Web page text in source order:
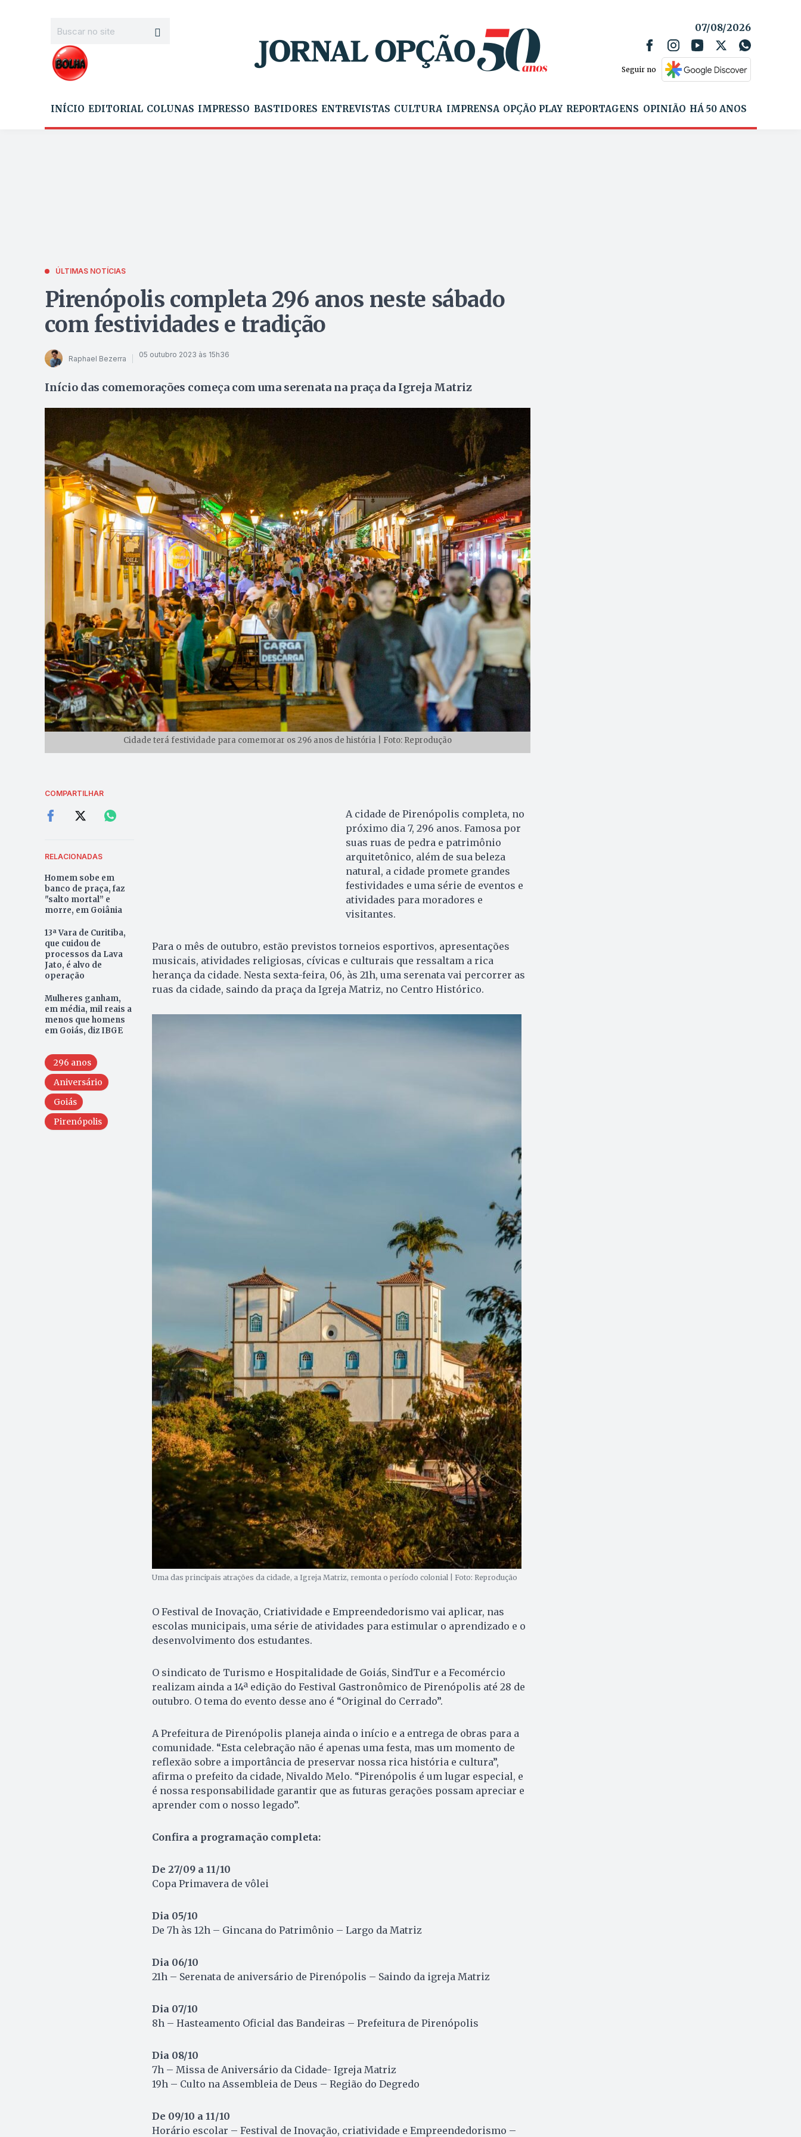
07/08/2026
Seguir no
INÍCIO EDITORIAL COLUNAS IMPRESSO BASTIDORES ENTREVISTAS CULTURA IMPRENSA OPÇÃO PLAY REPORTAGENS OPINIÃO HÁ 50 ANOS
ÚLTIMAS NOTÍCIAS
Pirenópolis completa 296 anos neste sábado
com festividades e tradição
Raphael Bezerra 05 outubro 2023 às 15h36
Início das comemorações começa com uma serenata na praça da Igreja Matriz
Cidade terá festividade para comemorar os 296 anos de história | Foto: Reprodução
COMPARTILHAR
RELACIONADAS
Homem sobe em
banco de praça, faz
"salto mortal” e
morre, em Goiânia
13ª Vara de Curitiba,
que cuidou de
processos da Lava
Jato, é alvo de
operação
Mulheres ganham,
em média, mil reais a
menos que homens
em Goiás, diz IBGE
296 anos
Aniversário
Goiás
Pirenópolis
A cidade de Pirenópolis completa, no
próximo dia 7, 296 anos. Famosa por
suas ruas de pedra e patrimônio
arquitetônico, além de sua beleza
natural, a cidade promete grandes
festividades e uma série de eventos e
atividades para moradores e
visitantes.
Para o mês de outubro, estão previstos torneios esportivos, apresentações
musicais, atividades religiosas, cívicas e culturais que ressaltam a rica
herança da cidade. Nesta sexta-feira, 06, às 21h, uma serenata vai percorrer as
ruas da cidade, saindo da praça da Igreja Matriz, no Centro Histórico.
Uma das principais atrações da cidade, a Igreja Matriz, remonta o período colonial | Foto: Reprodução
O Festival de Inovação, Criatividade e Empreendedorismo vai aplicar, nas
escolas municipais, uma série de atividades para estimular o aprendizado e o
desenvolvimento dos estudantes.
O sindicato de Turismo e Hospitalidade de Goiás, SindTur e a Fecomércio
realizam ainda a 14ª edição do Festival Gastronômico de Pirenópolis até 28 de
outubro. O tema do evento desse ano é “Original do Cerrado”.
A Prefeitura de Pirenópolis planeja ainda o início e a entrega de obras para a
comunidade. “Esta celebração não é apenas uma festa, mas um momento de
reflexão sobre a importância de preservar nossa rica história e cultura”,
afirma o prefeito da cidade, Nivaldo Melo. “Pirenópolis é um lugar especial, e
é nossa responsabilidade garantir que as futuras gerações possam apreciar e
aprender com o nosso legado”.
Confira a programação completa:
De 27/09 a 11/10
Copa Primavera de vôlei
Dia 05/10
De 7h às 12h – Gincana do Patrimônio – Largo da Matriz
Dia 06/10
21h – Serenata de aniversário de Pirenópolis – Saindo da igreja Matriz
Dia 07/10
8h – Hasteamento Oficial das Bandeiras – Prefeitura de Pirenópolis
Dia 08/10
7h – Missa de Aniversário da Cidade- Igreja Matriz
19h – Culto na Assembleia de Deus – Região do Degredo
De 09/10 a 11/10
Horário escolar – Festival de Inovação, criatividade e Empreendedorismo –